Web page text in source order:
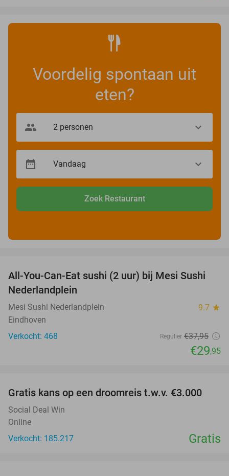
Voordelig spontaan uit
eten?
Zoek Restaurant
21%
All-You-Can-Eat sushi (2 uur) bij Mesi Sushi
Nederlandplein
Mesi Sushi Nederlandplein 9.7 star
Eindhoven
Verkocht: 468
Regulier €37,95
€29,95
Gratis kans op een droomreis t.w.v. €3.000
Social Deal Win
Online
Verkocht: 185.217
Gratis